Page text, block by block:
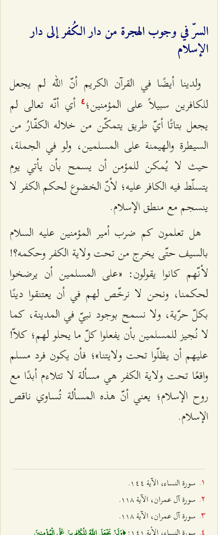
السرّ في وجوب الهجرة من دار الكُفر إلى دار
الإسلام
ولدينا أيضًا في القرآن الكريم أنّ الله لم يجعل
للكافرين سبيلاً على المؤمنين؛ ٤
أي أنّه تعالى لم
يجعل بتاتًا أيّ طريق يتمكّن من خلاله الكفّارُ من
السيطرة والهيمنة على المسلمين، ولو في الجملة،
حيث لا يُمكن للمؤمن أن يسمح بأن يأتي يوم
يتسلّط فيه الكافر عليه؛ لأنّ الخضوع لحكم الكفر لا
ينسجم مع منطق الإسلام.
هل تعلمون كم ضرب أمير المؤمنين عليه السلام
بالسيف حتّى يخرج من تحت ولاية الكفر وحكمه؟!
لأنّهم كانوا يقولون: «على المسلمين أن يرضخوا
لحكمنا، ونحن لا نرخّص لهم في أن يعتنقوا دينًا
بكلّ حرّية، ولا نسمح بوجود نبيّ في المدينة، كما
لا نُجيز للمسلمين بأن يفعلوا كلّ ما يحلو لهم؛ كلاّ!
عليهم أن يظلّوا تحت ولايتنا»؛ فأن يكون فرد مسلم
واقعًا تحت ولاية الكفر هي مسألة لا تتلاءم أبدًا مع
روح الإسلام؛ يعني أنّ هذه المسألة تُساوي ناقص
الإسلام.
سورة النساء، الآية ۱٤٤.
سورة آل عمران، الآية ۱۱۸.
سورة آل عمران، الآية ۱۱۸.